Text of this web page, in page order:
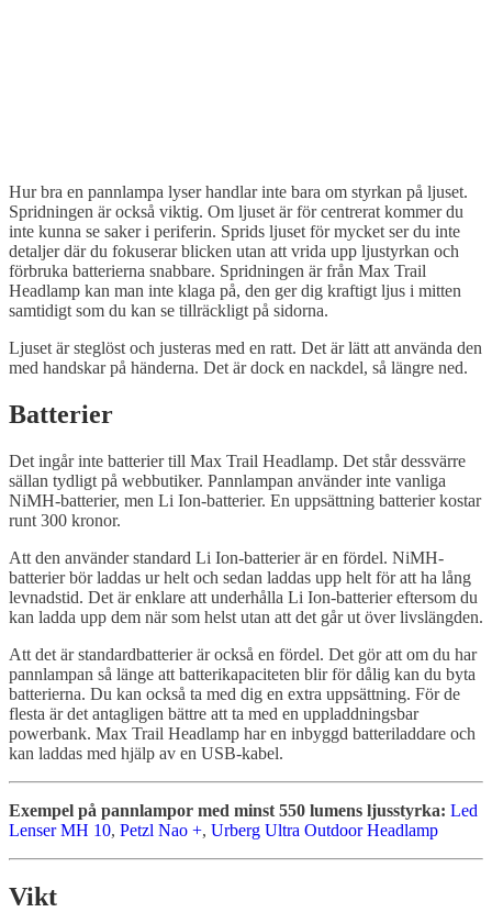
Hur bra en pannlampa lyser handlar inte bara om styrkan på ljuset.
Spridningen är också viktig. Om ljuset är för centrerat kommer du
inte kunna se saker i periferin. Sprids ljuset för mycket ser du inte
detaljer där du fokuserar blicken utan att vrida upp ljustyrkan och
förbruka batterierna snabbare. Spridningen är från Max Trail
Headlamp kan man inte klaga på, den ger dig kraftigt ljus i mitten
samtidigt som du kan se tillräckligt på sidorna.
Ljuset är steglöst och justeras med en ratt. Det är lätt att använda den
med handskar på händerna. Det är dock en nackdel, så längre ned.
Batterier
Det ingår inte batterier till Max Trail Headlamp. Det står dessvärre
sällan tydligt på webbutiker. Pannlampan använder inte vanliga
NiMH-batterier, men Li Ion-batterier. En uppsättning batterier kostar
runt 300 kronor.
Att den använder standard Li Ion-batterier är en fördel. NiMH-
batterier bör laddas ur helt och sedan laddas upp helt för att ha lång
levnadstid. Det är enklare att underhålla Li Ion-batterier eftersom du
kan ladda upp dem när som helst utan att det går ut över livslängden.
Att det är standardbatterier är också en fördel. Det gör att om du har
pannlampan så länge att batterikapaciteten blir för dålig kan du byta
batterierna. Du kan också ta med dig en extra uppsättning. För de
flesta är det antagligen bättre att ta med en uppladdningsbar
powerbank. Max Trail Headlamp har en inbyggd batteriladdare och
kan laddas med hjälp av en USB-kabel.
Exempel på pannlampor med minst 550 lumens ljusstyrka: Led
Lenser MH 10, Petzl Nao +, Urberg Ultra Outdoor Headlamp
Vikt